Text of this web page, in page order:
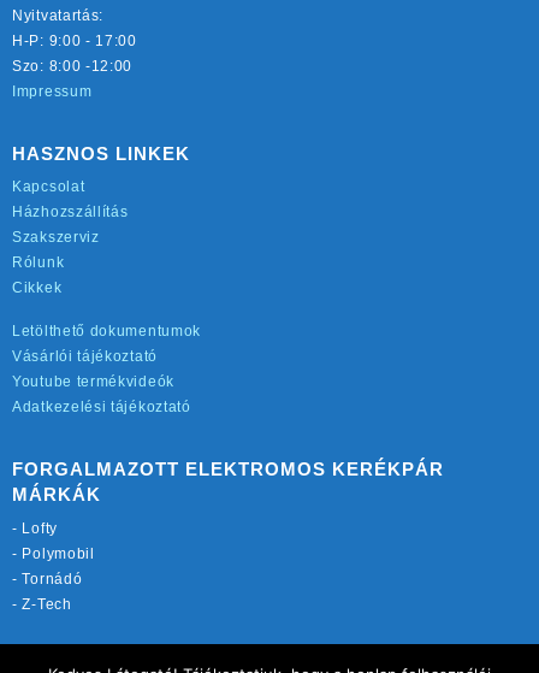
Nyitvatartás:
H-P: 9:00 - 17:00
Szo: 8:00 -12:00
Impressum
HASZNOS LINKEK
Kapcsolat
Házhozszállítás
Szakszerviz
Rólunk
Cikkek
Letölthető dokumentumok
Vásárlói tájékoztató
Youtube termékvideók
Adatkezelési tájékoztató
FORGALMAZOTT ELEKTROMOS KERÉKPÁR
MÁRKÁK
- Lofty
- Polymobil
-Tornádó
-Z-Tech